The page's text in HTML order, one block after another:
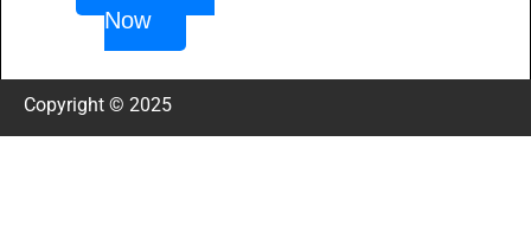
Now
Copyright © 2025